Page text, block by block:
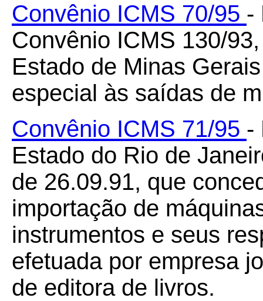
Convênio ICMS 70/95 -
Convênio ICMS 130/
Estado de Minas
especial às saídas de
Convênio ICMS 71/95 -
Estado do Rio de
de 26.09.91, que
importação de
instrumentos e seus
efetuada por empresa
de editora de livros.